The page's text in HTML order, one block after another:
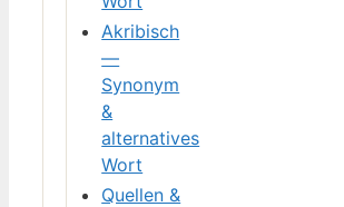
Akribisch
—
Synonym
&
alternatives
Wort
Quellen &